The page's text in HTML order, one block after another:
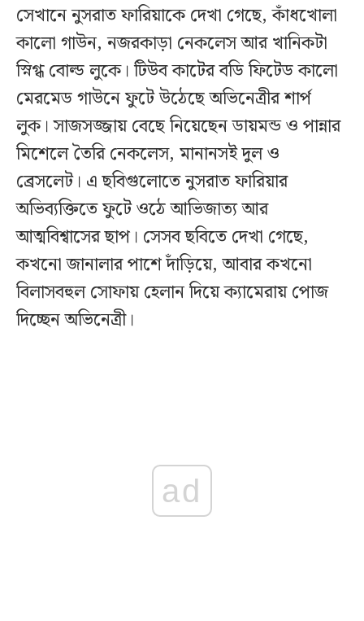
সেখানে নুসরাত ফারিয়াকে দেখা গেছে, কাঁধখোলা
কালো গাউন, নজরকাড়া নেকলেস আর খানিকটা
স্নিগ্ধ বোল্ড লুকে। টিউব কাটের বডি ফিটেড কালো
মেরমেড গাউনে ফুটে উঠেছে অভিনেত্রীর শার্প
লুক। সাজসজ্জায় বেছে নিয়েছেন ডায়মন্ড ও পান্নার
মিশেলে তৈরি নেকলেস, মানানসই দুল ও
ব্রেসলেট। এ ছবিগুলোতে নুসরাত ফারিয়ার
অভিব্যক্তিতে ফুটে ওঠে আভিজাত্য আর
আত্মবিশ্বাসের ছাপ। সেসব ছবিতে দেখা গেছে,
কখনো জানালার পাশে দাঁড়িয়ে, আবার কখনো
বিলাসবহুল সোফায় হেলান দিয়ে ক্যামেরায় পোজ
দিচ্ছেন অভিনেত্রী।
ad